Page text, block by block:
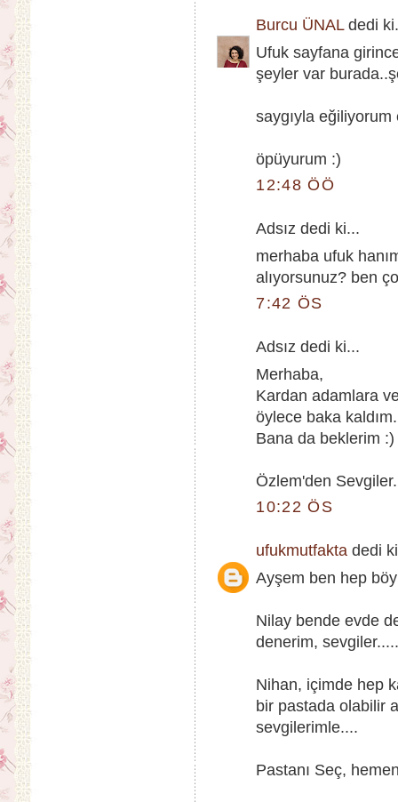
Burcu ÜNALdedi
Ufuk sayfana
şeyler var
saygıyla
öpüyurum :)
12:48 ÖÖ
Adsız dedi ki...
merhaba ufuk
alıyorsunuz? ben
7:42 ÖS
Adsız dedi ki...
Merhaba,
Kardan adamlara
öylece baka
Bana da beklerim :)
Özlem'den
10:22 ÖS
ufukmutfakta dedi
Ayşem ben hep
Nilay bende evde
denerim,
Nihan, içimde hep
bir pastada olabilir
sevgilerimle....
Pastanı Seç,